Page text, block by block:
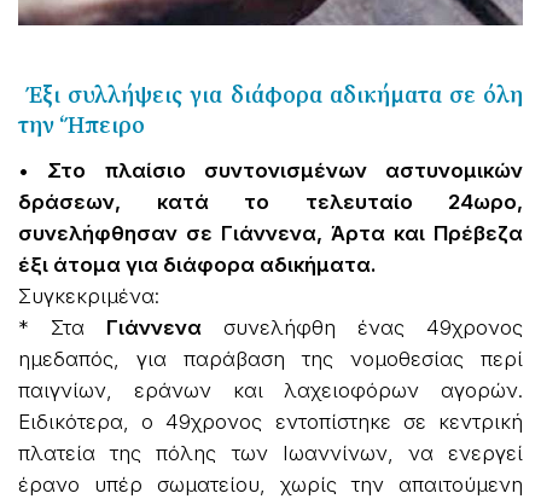
Έξι συλλήψεις για διάφορα αδικήματα σε όλη
την ‘Ήπειρο
• Στο πλαίσιο συντονισμένων αστυνομικών
δράσεων, κατά το τελευταίο 24ωρο,
συνελήφθησαν σε Γιάννενα, Άρτα και Πρέβεζα
έξι άτομα για διάφορα αδικήματα.
Συγκεκριμένα:
* Στα Γιάννενα συνελήφθη ένας 49χρονος
ημεδαπός, για παράβαση της νομοθεσίας περί
παιγνίων, εράνων και λαχειοφόρων αγορών.
Ειδικότερα, ο 49χρονος εντοπίστηκε σε κεντρική
πλατεία της πόλης των Ιωαννίνων, να ενεργεί
έρανο υπέρ σωματείου, χωρίς την απαιτούμενη